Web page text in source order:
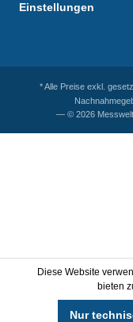
Einstellungen
* Alle Preise exkl.
— © 2026
Diese Website
bieten
Nur